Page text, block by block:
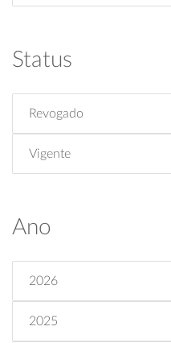
Status
Revogado
Vigente
Ano
2026
2025